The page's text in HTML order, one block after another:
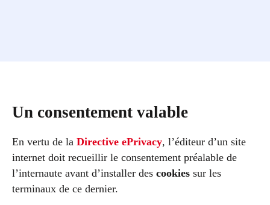
Un consentement valable
En vertu de la Directive ePrivacy, l’éditeur d’un site
internet doit recueillir le consentement préalable de
l’internaute avant d’installer des cookies sur les
terminaux de ce dernier.